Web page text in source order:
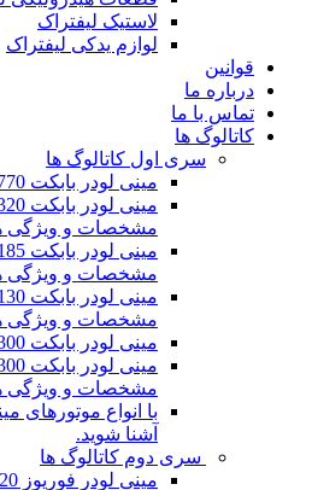
لاستیک لیفتراک
لوازم یدکی لیفتراک
قوانین
درباره ما
تماس با ما
کاتالوگ ها
سری اول کاتالوگ ها
مینی لودر بابکت Bobcat A770
مشخصات و ویژگی
مشخصات و ویژگی
مشخصات و ویژگی
مینی لودر بابکت Bobcat A300
مشخصات و ویژگی
با انواع موتورهای
آشنا شوید.
سری دوم کاتالوگ ها